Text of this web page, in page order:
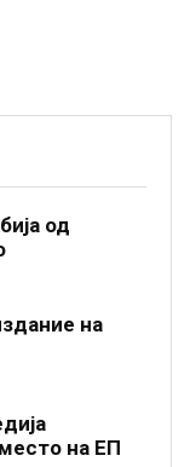
од
на
на ЕП